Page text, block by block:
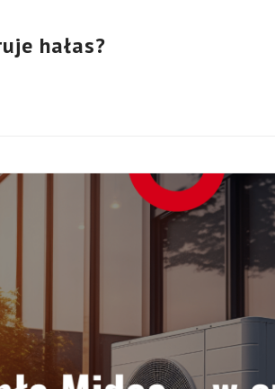
hałas?